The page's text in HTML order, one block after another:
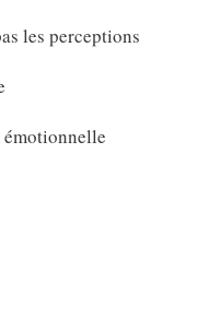
les perceptions